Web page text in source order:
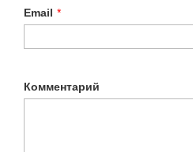
Email *
Комментарий